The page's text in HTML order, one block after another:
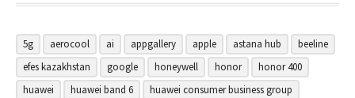
5g aerocool ai appgallery apple astana hub
beeline
efes kazakhstan
google honeywell honor
honor 400
huawei
huawei band 6
huawei consumer business group